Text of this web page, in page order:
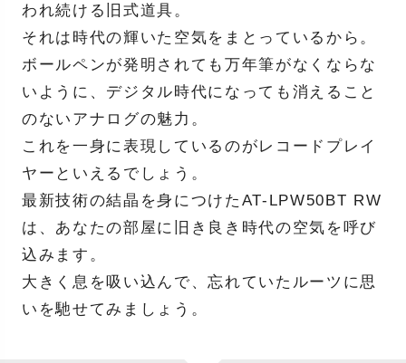
われ続ける旧式道具。
それは時代の輝いた空気をまとっているから。
ボールペンが発明されても万年筆がなくならな
いように、デジタル時代になっても消えること
のないアナログの魅力。
これを一身に表現しているのがレコードプレイ
ヤーといえるでしょう。
最新技術の結晶を身につけたAT-LPW50BT RW
は、あなたの部屋に旧き良き時代の空気を呼び
込みます。
大きく息を吸い込んで、忘れていたルーツに思
いを馳せてみましょう。